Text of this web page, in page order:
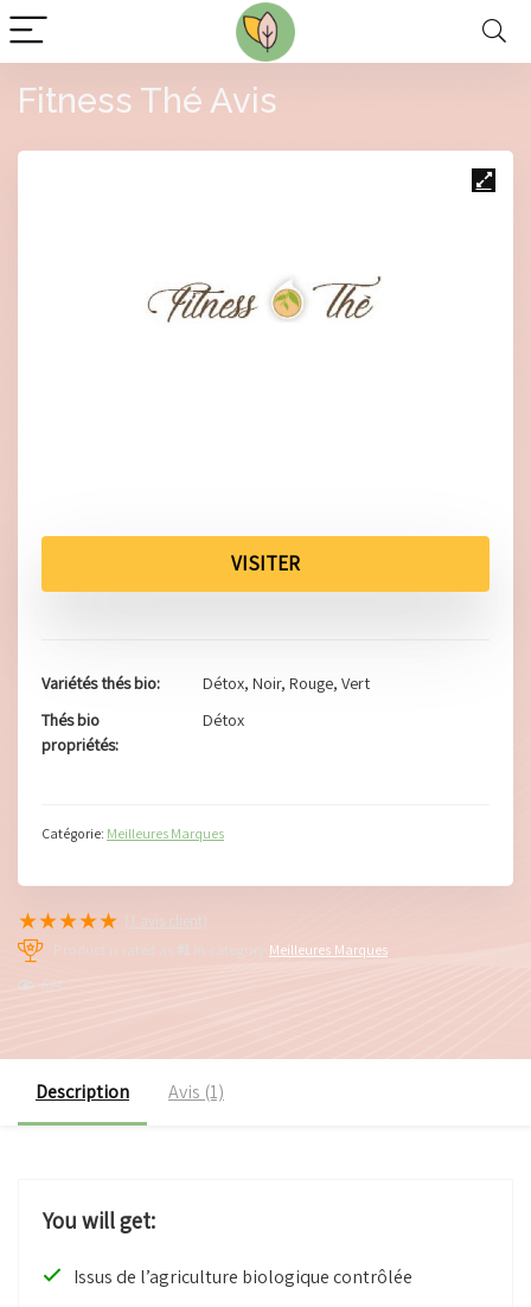
Fitness Thé Avis
VISITER
Variétés thés bio
Détox, Noir, Rouge, Vert
Thés bio
propriétés
Détox
Catégorie: Meilleures Marques
★★★★★ ( 1 avis client)
Product is rated as
#1 in category Meilleures Marques
634
Description Avis (1)
You will get:
Issus de l’agriculture biologique contrôlée